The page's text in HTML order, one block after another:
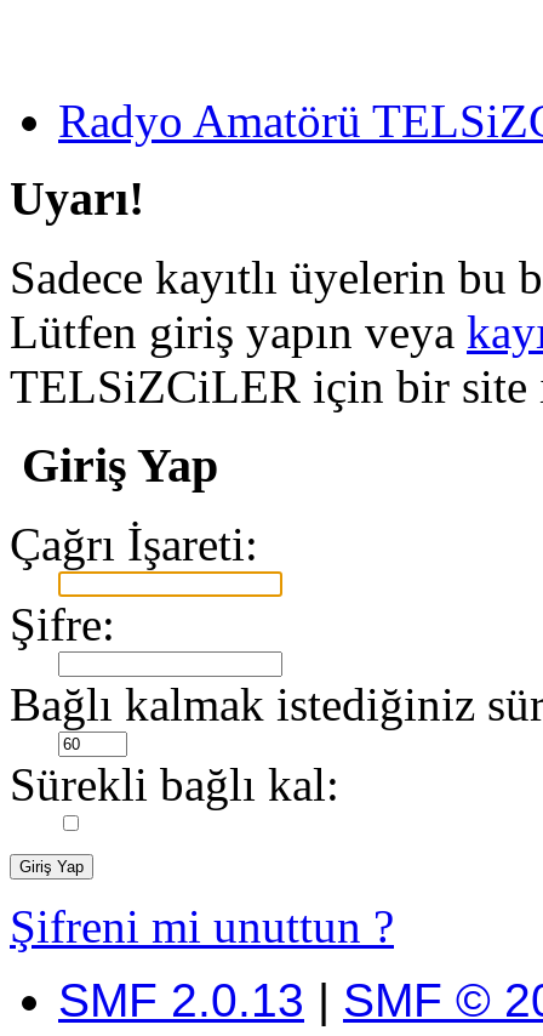
Radyo Amatörü
Uyarı!
Sadece kayıtlı üyelerin bu
Lütfen giriş yapın veya
TELSiZCiLER için bir
Giriş Yap
Çağrı İşareti:
Şifre:
Bağlı kalmak istediğiniz
Sürekli bağlı kal:
Şifreni mi unuttun ?
SMF 2.0.13 | SMF ©